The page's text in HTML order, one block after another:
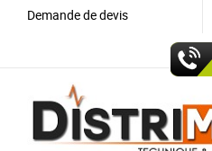
Demande de devis